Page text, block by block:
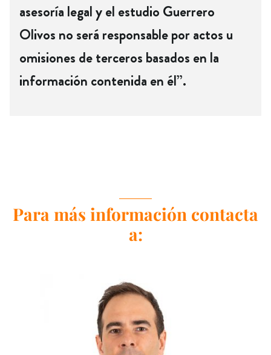
asesoría legal y el estudio Guerrero
Olivos no será responsable por actos u
omisiones de terceros basados en la
información contenida en él”.
Para más información contacta
a: